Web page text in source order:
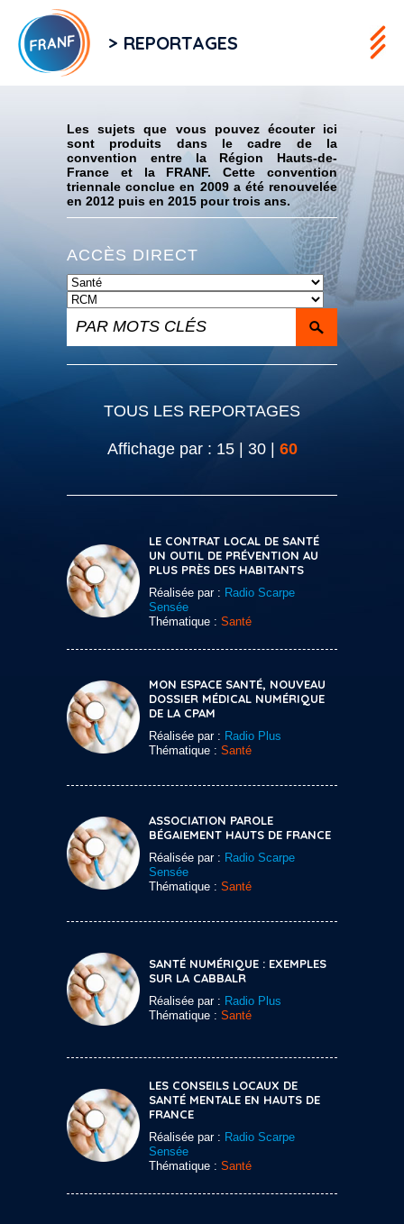
> REPORTAGES
Les sujets que vous pouvez écouter ici
sont produits dans le cadre de la
convention entre la Région Hauts-de-
France et la FRANF. Cette convention
triennale conclue en 2009 a été renouvelée
en 2012 puis en 2015 pour trois ans.
ACCÈS DIRECT
TOUS LES REPORTAGES
Affichage par : 15| 30| 60
LE CONTRAT LOCAL DE SANTÉ
UN OUTIL DE PRÉVENTION AU
PLUS PRÈS DES HABITANTS
Réalisée par : Radio Scarpe
Sensée
Thématique : Santé
MON ESPACE SANTÉ, NOUVEAU
DOSSIER MÉDICAL NUMÉRIQUE
DE LA CPAM
Réalisée par : Radio Plus
Thématique : Santé
ASSOCIATION PAROLE
BÉGAIEMENT HAUTS DE FRANCE
Réalisée par : Radio Scarpe
Sensée
Thématique : Santé
SANTÉ NUMÉRIQUE : EXEMPLES
SUR LA CABBALR
Réalisée par : Radio Plus
Thématique : Santé
LES CONSEILS LOCAUX DE
SANTÉ MENTALE EN HAUTS DE
FRANCE
Réalisée par : Radio Scarpe
Sensée
Thématique : Santé